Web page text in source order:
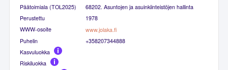
Päätoimiala (TOL2025)
68202. Asuntojen ja asuinkiinteistöjen hallinta
Perustettu
1978
WWW-osoite
www.jolaka.fi
Puhelin
+358207344888
Kasvuluokka
Riskiluokka